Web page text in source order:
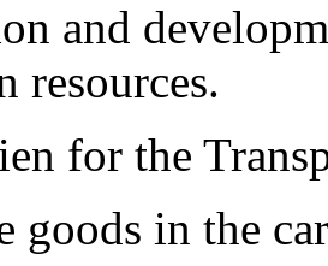
and
resources.
for the
goods in the